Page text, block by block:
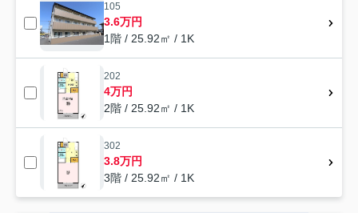
105
3.6万円
1階 / 25.92㎡ / 1K
202
4万円
2階 / 25.92㎡ / 1K
302
3.8万円
3階 / 25.92㎡ / 1K